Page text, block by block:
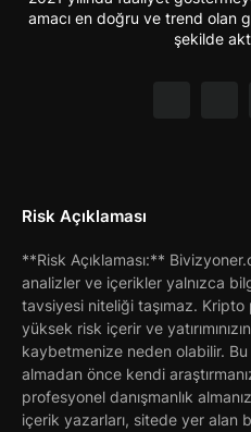
amacı en doğru ve trend olan
şekilde
Risk Açıklaması
**Risk Açıklaması:**
analizler ve içerikler yalnızca
tavsiyesi niteliği taşımaz. Kripto
yüksek risk içerir ve
kaybetmenize neden olabilir. Bu
almadan önce kendi
profesyonel danışmanlık
içerik yazarları, sitede yer alan